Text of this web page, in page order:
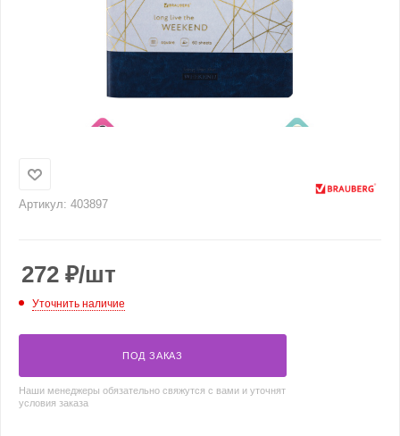
Артикул: 403897
272 ₽/шт
Уточнить наличие
ПОД ЗАКАЗ
Наши менеджеры обязательно свяжутся с вами и уточнят
условия заказа